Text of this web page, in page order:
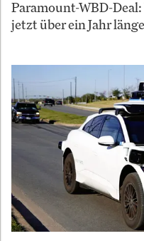
Paramount-WBD-
jetzt über ein Jahr